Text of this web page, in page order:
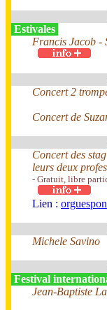
Estivales
Francis Jacob -
Concert 2
Concert de
Concert des
leurs deux
- Gratuit, libre
Lien :
Michele Savino
Festival
Jean-Baptiste